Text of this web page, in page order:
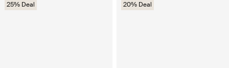
25% Deal 20% Deal